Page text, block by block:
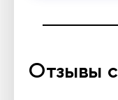
Отзывы